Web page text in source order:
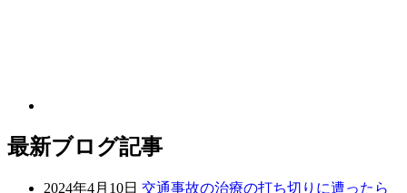
最新ブログ記事
2024年4月10日 交通事故の治療の打ち切りに遭ったら